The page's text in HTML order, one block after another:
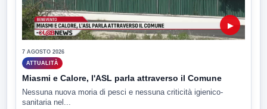
▶
7 AGOSTO 2026
ATTUALITÀ
Miasmi e Calore, l'ASL parla attraverso il Comune
Nessuna nuova moria di pesci e nessuna criticità igienico-
sanitaria nel...